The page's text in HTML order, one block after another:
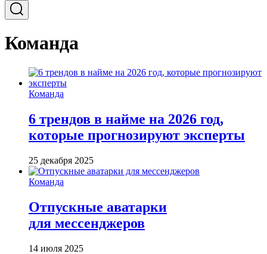
Команда
Команда
6 трендов в найме на 2026 год,
которые прогнозируют эксперты
25 декабря 2025
Команда
Отпускные аватарки
для мессенджеров
14 июля 2025